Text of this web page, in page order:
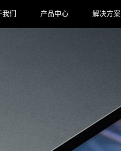
们 产品中心 解决方案